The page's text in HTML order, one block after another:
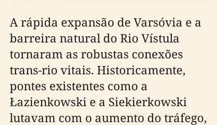
A rápida expansão de Varsóvia e a
barreira natural do Rio Vístula
tornaram as robustas conexões
trans-rio vitais. Historicamente,
pontes existentes como a
Łazienkowski e a Siekierkowski
lutavam com o aumento do tráfego,